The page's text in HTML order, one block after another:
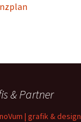
& Partner
| grafik & design